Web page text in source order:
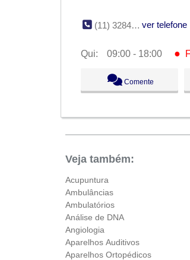
(11) 3284-3855 ver telefone
Qui: 09:00 - 18:00 ●
09:00 - 18:00
Qua:
09:00 - 18:00
Sex:
09:00 - 18:00
Dom:
Fechado
Comente
Veja também:
Acupuntura
Ambulâncias
Ambulatórios
Análise de DNA
Angiologia
Aparelhos Auditivos
Aparelhos Ortopédicos‎